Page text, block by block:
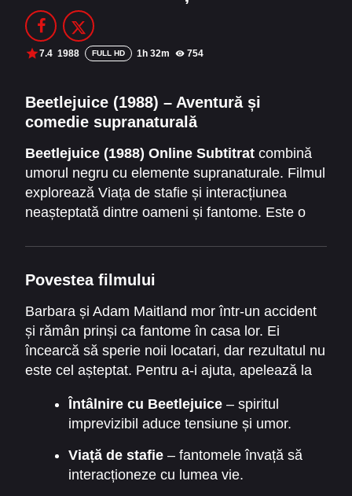
Filme Online 2014
Filme Online 2012 Filme Online 2011
DMCA
SERIALE ONLINE
TERMENI ȘI CONDIȚII
CONTACT
7.4 1988 FULL HD 1h 32m 754
Beetlejuice (1988) – Aventură și
comedie supranaturală
Beetlejuice (1988) Online Subtitrat combină
umorul negru cu elemente supranaturale. Filmul
explorează Viața de stafie și interacțiunea
neașteptată dintre oameni și fantome. Este o
momente hilar-înfricoșătoare.
Povestea filmului
Barbara și Adam Maitland mor într-un accident
și rămân prinși ca fantome în casa lor. Ei
încearcă să sperie noii locatari, dar rezultatul nu
este cel așteptat. Pentru a-i ajuta, apelează la
mult haos și situații absurde.
Întâlnire cu Beetlejuice– spiritul
imprevizibil aduce tensiune și umor.
Viață de stafie– fantomele învață să
interacționeze cu lumea vie.